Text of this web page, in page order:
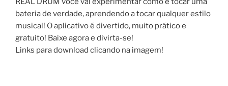
bateria de verdade, aprendendo a tocar qualquer estilo
musical! O aplicativo é divertido, muito prático e
gratuito! Baixe agora e divirta-se!
Links para download clicando na imagem!